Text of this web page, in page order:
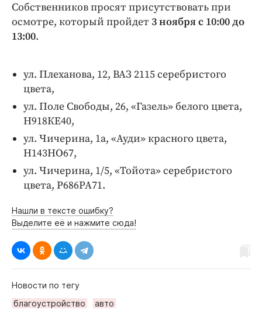
Интересное чтиво
Работодатель года
Собственников просят присутствовать при
осмотре, который пройдет 3 ноября с 10:00 до
13:00.
ул. Плеханова, 12, ВАЗ 2115 серебристого
цвета,
ул. Поле Свободы, 26, «Газель» белого цвета,
Н918КЕ40,
ул. Чичерина, 1а, «Ауди» красного цвета,
Н143НО67,
ул. Чичерина, 1/5, «Тойота» серебристого
цвета, Р686РА71.
Нашли в тексте ошибку?
Выделите её и нажмите сюда!
Новости по тегу
благоустройство
авто